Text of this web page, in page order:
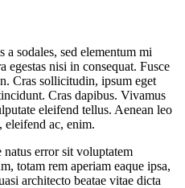
a sodales, sed elementum mi
egestas nisi in consequat. Fusce
Cras sollicitudin, ipsum eget
Cras dapibus. Vivamus
eleifend tellus. Aenean leo
eleifend ac, enim.
natus error sit voluptatem
totam rem aperiam eaque ipsa,
architecto beatae vitae dicta